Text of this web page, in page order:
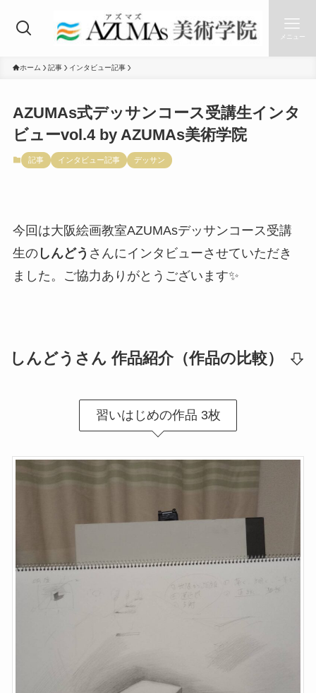
メニュー
ホーム 記事 インタビュー記事
AZUMAs式デッサンコース受講生インタ
ビューvol.4 by AZUMAs美術学院
記事 インタビュー記事 デッサン
今回は大阪絵画教室AZUMAsデッサンコース受講
生のしんどう さんにインタビューさせていただき
ました。ご協力ありがとうございます✨
しんどうさん 作品紹介（作品の比較）
習いはじめの作品 3枚